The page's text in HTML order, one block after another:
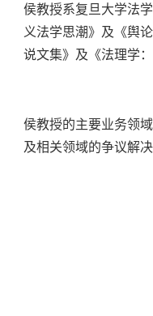
侯教授系复旦大学法
义法学思潮》及《舆
说文集》及《法理学
侯教授的主要业务领
及相关领域的争议解决